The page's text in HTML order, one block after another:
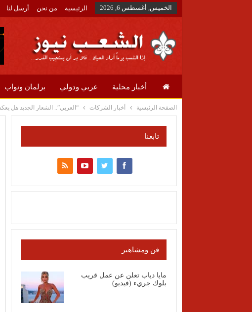
الخميس, أغسطس 6, 2026 الرئيسية من نحن أرسل لنا
أخبار محلية عربي ودولي برلمان ونواب
الصفحة الرئيسية أخبار الشركات “العربي”.. الشعار الجديد هل
تابعنا
فن ومشاهير
مايا دياب تعلن عن عمل قريب
بلوك جريء (فيديو)